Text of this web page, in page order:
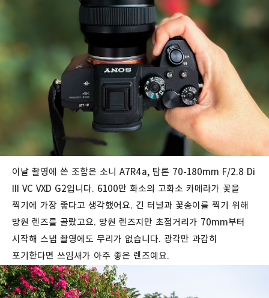
이날 촬영에 쓴 조합은 소니 A7R4a, 탐론 70-180mm F/2.8 Di
III VC VXD G2입니다. 6100만 화소의 고화소 카메라가 꽃을
찍기에 가장 좋다고 생각했어요. 긴 터널과 꽃송이를 찍기 위해
망원 렌즈를 골랐고요. 망원 렌즈지만 초점거리가 70mm부터
시작해 스냅 촬영에도 무리가 없습니다. 광각만 과감히
포기한다면 쓰임새가 아주 좋은 렌즈예요.